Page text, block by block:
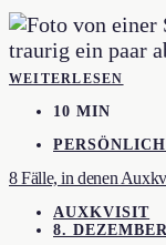
WEITERLESEN
10 MIN
8 Fälle, in denen
AUXKVISIT
8.